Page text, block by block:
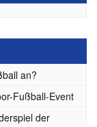
an?
Fußball-Event
der